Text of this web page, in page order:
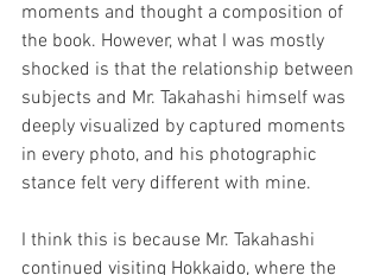
moments and thought a composition of
the book. However, what I was mostly
shocked is that the relationship between
subjects and Mr. Takahashi himself was
deeply visualized by captured moments
in every photo, and his photographic
stance felt very different with mine.
I think this is because Mr. Takahashi
continued visiting Hokkaido, where the